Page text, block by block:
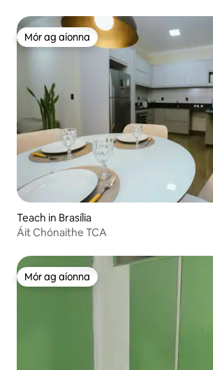
Mór ag aíonna
Mór ag aíonna
Teach in Brasília
Áit Chónaithe TCA
Mór ag aíonna
Mór ag aíonna